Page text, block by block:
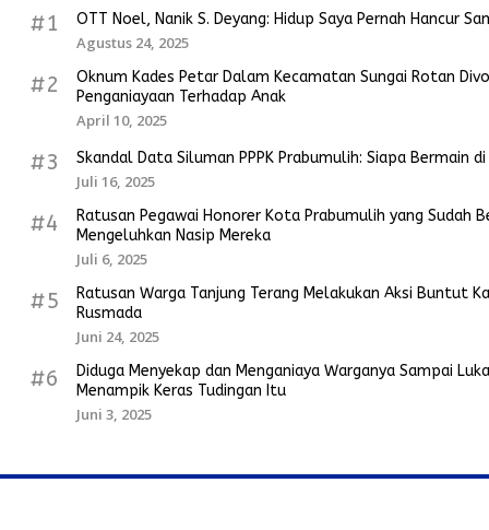
#1 OTT Noel, Nanik S. Deyang: Hidup Saya Pernah Hancur
Agustus 24, 2025
#2
Oknum Kades Petar Dalam Kecamatan Sungai Rotan
Penganiayaan Terhadap Anak
April 10, 2025
#3 Skandal Data Siluman PPPK Prabumulih: Siapa Bermain
Juli 16, 2025
#4
Ratusan Pegawai Honorer Kota Prabumulih yang Sudah
Mengeluhkan Nasip Mereka
Juli 6, 2025
#5
Ratusan Warga Tanjung Terang Melakukan Aksi Buntut
Rusmada
Juni 24, 2025
#6
Diduga Menyekap dan Menganiaya Warganya Sampai
Menampik Keras Tudingan Itu
Juni 3, 2025